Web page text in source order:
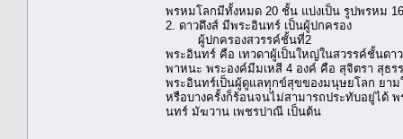
พรหมโลกมีทั้งหมด 20 ชั้น แบ่งเป็น รูปพรหม
2. ดาวดึงส์ มีพระอินทร์ เป็นผู้ปกครอง
ผู้ปกครองสวรรค์ชั้นที่2
พระอินทร์ คือ เทวดาผู้เป็นใหญ่ในสวรรค์ชั้นดา
พาหนะ พระองค์มีมเหสี 4 องค์ คือ สุจิตรา สุธ
พระอินทร์เป็นผู้ดูแลทุกข์สุขของมนุษยโลก ยาม
หรือบางครั้งก็ร้อนจนไม่สามารถประทับอยู่ได้
นทร์ มัฆวาน เพชรปาณี เป็นต้น